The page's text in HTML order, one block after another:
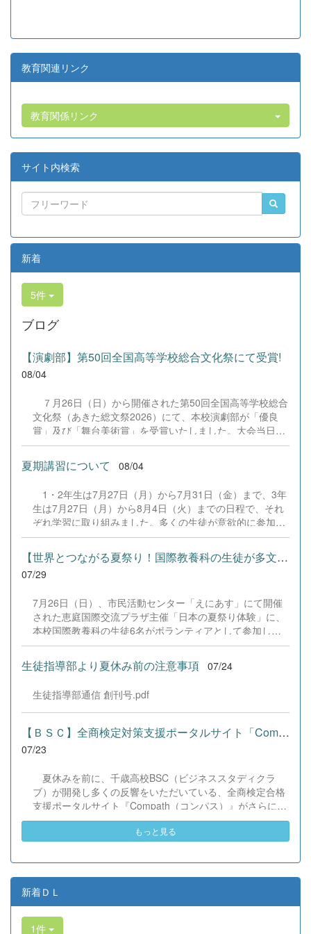
教育関連リンク
教育関係リンク
サイト内検索
新着
5件
ブログ
【演劇部】第50回全国高等学校総合文化祭にて受賞!
08/04
７月26日（日）から開催された第50回全国高等学校総合
文化祭（あきた総文祭2026）にて、本校演劇部が「優良
賞」及び「舞台美術賞」を受賞いたしました。大会当日
は、本校の部員たちもこれまで積み重ねてきた練習の成果
を存分に発揮し、堂々と舞台に立ちました。緊張感のある
全国の舞台において、一人一人が役割を果たし、心を込め
の全国大会出場にあたり、多大なるご支援・ご協力をいた
だきました企業の皆様、ならびに心温まるご寄付や温かい
ご声援を寄せてくださった地域の皆様方に、心より感謝申
し上げます。皆様からの温かいご支援が部員たちの大きな
励みとなり、全国の舞台で最高のパフォーマンスと演技を
届けることができました。今回の経験を糧に、さらに表現
本校演劇部への変わらぬご声援をよろしくお願いいたしま
す。 &nbsp;
夏期講習について 08/04
1・2年生は7月27日（月）から7月31日（金）まで、3年
生は7月27日（月）から8月4日（火）までの日程で、それ
ぞれ学習に取り組みました。多くの生徒が意欲的に参加
し、これまでの学習内容の復習や発展的な内容、受験に向
けた学習などに真剣に取り組む姿が見られました。夏期講
習で身に付けた学習習慣や知識を、今後の学校生活や学習
に生かし、一人一人がさらなる成長につなげてくれること
【世界とつながる夏祭り！国際教養科の生徒が多文化共生ボランテ...
07/29
7月26日（日）、市民活動センター「えにあす」にて開催
された恵庭国際交流プラザ主催「日本の夏祭り体験」に、
本校国際教養科の生徒6名がボランティアとして参加しま
した！ 会場にはウクライナ、ネパール、アフガニスタンな
ど多国籍な参加者が集まり、ヨーヨー釣りや綿あめ、盆踊
りなどを満喫。浴衣姿でイベントを彩った1年生や、経験
葉や国境を超えて笑顔で交流を深めました。 主催者の方か
らは、「国籍や年齢を問わず笑顔で寄り添い、自分で考え
て動く姿が素晴らしい。異文化理解のマインドが自然と身
についている」と、賞賛の声をいただきました！ 教室の中
だけでなく、地域や世界という広いフィールドで本領を発
姿に、誇らしさでいっぱいです。 教養科生、どんどん外へ
飛び出そう！ その温かい心と行動力を磨き、世界を笑顔に
する魅力的な人材へ成長していく皆さんを応援していま
す！
生徒指導部より夏休み前の注意事項 07/24
生徒指導部通信 創刊号.pdf
【ＢＳＣ】全商検定対策支援ポータルサイト「Compath（コンパス）...
07/23
夏休みを前に、千歳高校BSC（ビジネススタディクラ
ブ）が開発し多くの反響をいただいている、全商検定合格
支援ポータルサイト『Compath（コンパス）』がさらにバ
ージョンアップいたしました。 今回もユーザーの皆様か
らいただいたアンケートのご意見をもとに、BSC部員のプ
の実装までを行いました。今回のアップデートでは、ビジ
ネス計算・簿記・ビジネス文書・情報処理・商業経済・財
務分析・ビジネスコミュニケーションなど各ジャンルに及
ぶ計79件の更新プログラムを一挙にリリースしました。
具体的には、各検定問題数の大幅増加をはじめ、英語翻訳
機能の追加、フォント拡大など視認性の改善、SEO対策
もっと見る
新着ＤＬ
1件